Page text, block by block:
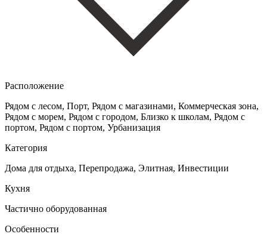
Расположение
Рядом с лесом, Порт, Рядом с магазинами, Коммерческая зона,
Рядом с морем, Рядом с городом, Близко к школам, Рядом с
портом, Рядом с портом, Урбанизация
Категория
Дома для отдыха, Перепродажа, Элитная, Инвестиции
Кухня
Частично оборудованная
Особенности